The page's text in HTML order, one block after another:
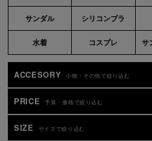
サンダル シリコンブラ
水着 コスプレ サ
ACCESORY 小物・その他で絞り込む
PRICE 予算・価格で絞り込む
SIZE サイズで絞り込む